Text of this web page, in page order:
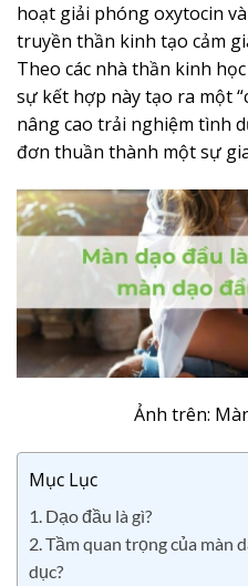
hoạt giải phóng oxytocin
truyền thần kinh tạo cảm
Theo các nhà thần kinh
sự kết hợp này tạo ra một
nâng cao trải nghiệm tình
đơn thuần thành một sự
Ảnh trên:
Mục Lục
1. Dạo đầu là gì?
2. Tầm quan trọng của màn
dục?